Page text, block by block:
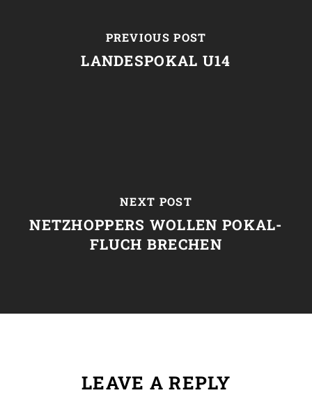
PREVIOUS POST
LANDESPOKAL U14
NEXT POST
NETZHOPPERS WOLLEN POKAL-
FLUCH BRECHEN
LEAVE A REPLY